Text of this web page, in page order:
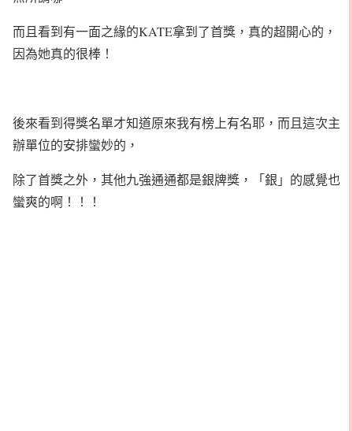
而且看到有一面之緣的KATE拿到了首獎，真的超開心的，
因為她真的很棒！
後來看到得獎名單才知道原來我有榜上有名耶，而且這次主
辦單位的安排蠻妙的，
除了首獎之外，其他九強通通都是銀牌獎，「銀」的感覺也
蠻爽的啊！！！